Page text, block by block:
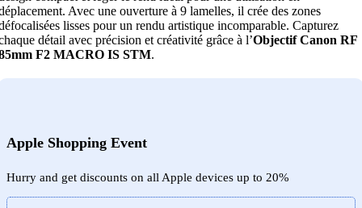
Avec une ouverture à 9 lamelles, il crée des zones
lisses pour un rendu artistique incomparable. Capturez
détail avec précision et créativité grâce à l’Objectif Canon RF
F2 MACRO IS STM.
Apple Shopping Event
Hurry and get discounts on all Apple devices up to 20%